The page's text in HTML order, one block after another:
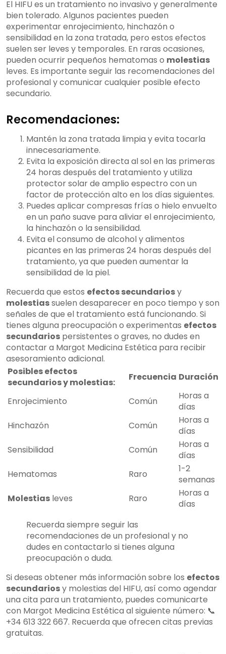
El HIFU es un tratamiento no invasivo y generalmente
bien tolerado. Algunos pacientes pueden
experimentar enrojecimiento, hinchazón o
sensibilidad en la zona tratada, pero estos efectos
suelen ser leves y temporales. En raras ocasiones,
pueden ocurrir pequeños hematomas o molestias
leves. Es importante seguir las recomendaciones del
profesional y comunicar cualquier posible efecto
secundario.
Recomendaciones:
Mantén la zona tratada limpia y evita tocarla
innecesariamente.
Evita la exposición directa al sol en las primeras
24 horas después del tratamiento y utiliza
protector solar de amplio espectro con un
factor de protección alto en los días siguientes.
Puedes aplicar compresas frías o hielo envuelto
en un paño suave para aliviar el enrojecimiento,
la hinchazón o la sensibilidad.
Evita el consumo de alcohol y alimentos
picantes en las primeras 24 horas después del
tratamiento, ya que pueden aumentar la
sensibilidad de la piel.
Recuerda que estos efectos secundariosy
molestiassuelen desaparecer en poco tiempo y son
señales de que el tratamiento está funcionando. Si
tienes alguna preocupación o experimentas efectos
secundarios persistentes o graves, no dudes en
contactar a Margot Medicina Estética para recibir
asesoramiento adicional.
Posibles efectos
secundarios y molestias:
Frecuencia Duración
Enrojecimiento Común
Horas a
días
Hinchazón
Común
Horas a
días
Sensibilidad
Común
Horas a
días
Hematomas
Raro
1-2
semanas
Molestias leves Raro
Horas a
días
Recuerda siempre seguir las
recomendaciones de un profesional y no
dudes en contactarlo si tienes alguna
preocupación o duda.
Si deseas obtener más información sobre los efectos
secundariosy molestias del HIFU, así como agendar
una cita para un tratamiento, puedes comunicarte
con Margot Medicina Estética al siguiente número: 📞
+34 613 322 667. Recuerda que ofrecen citas previas
gratuitas.